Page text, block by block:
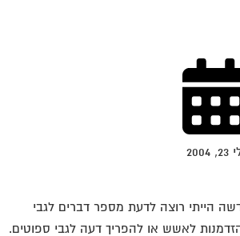
הייתי רוצה לדעת מספר דברים לגבי
לאשש או להפריך דעה לגבי ספוטים.